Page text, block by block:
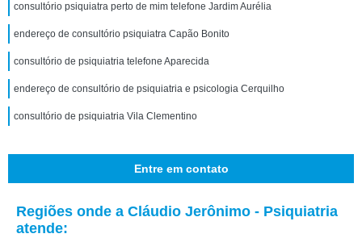
consultório psiquiatra perto de mim telefone Jardim Aurélia
endereço de consultório psiquiatra Capão Bonito
consultório de psiquiatria telefone Aparecida
endereço de consultório de psiquiatria e psicologia Cerquilho
consultório de psiquiatria Vila Clementino
Entre em contato
Regiões onde a Cláudio Jerônimo - Psiquiatria
atende: